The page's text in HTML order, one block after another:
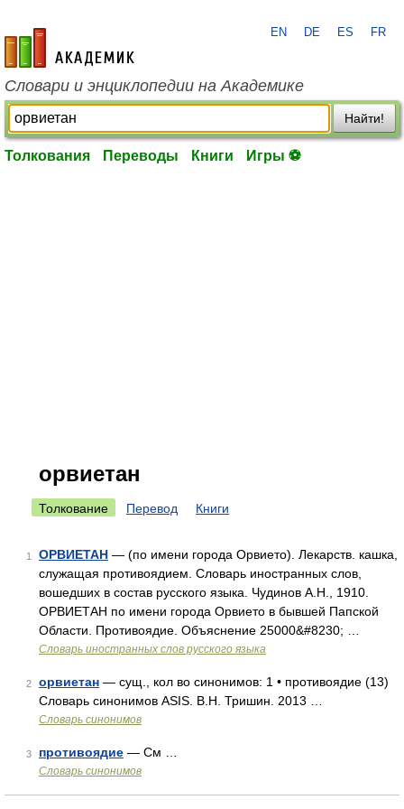
academic.ru
EN DE ES FR
Словари и энциклопедии на Академике
Найти!
Толкования Переводы Книги Игры ⚽
орвиетан
Толкование Перевод Книги
1 ОРВИЕТАН — (по имени города Орвието). Лекарств. кашка,
служащая противоядием. Словарь иностранных слов,
вошедших в состав русского языка. Чудинов А.Н., 1910.
ОРВИЕТАН по имени города Орвието в бывшей Папской
Области. Противоядие. Объяснение 25000&#8230; …
Словарь иностранных слов русского языка
2 орвиетан — сущ., кол во синонимов: 1 • противоядие (13)
Словарь синонимов ASIS. В.Н. Тришин. 2013 …
Словарь синонимов
3 противоядие — См …
Словарь синонимов